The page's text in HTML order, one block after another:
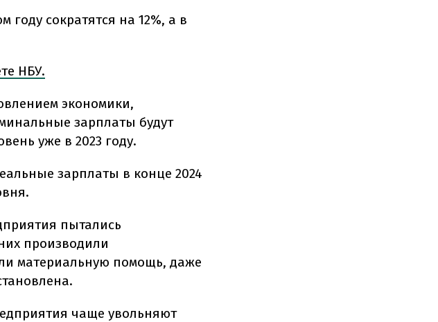
сократятся на 12%, а в
НБУ.
экономики,
зарплаты будут
уже в 2023 году.
зарплаты в конце 2024
пытались
производили
материальную помощь, даже
чаще увольняют